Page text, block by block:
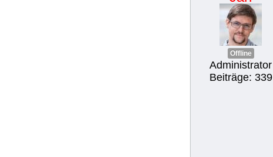
Offline
Administrator
Beiträge: 339